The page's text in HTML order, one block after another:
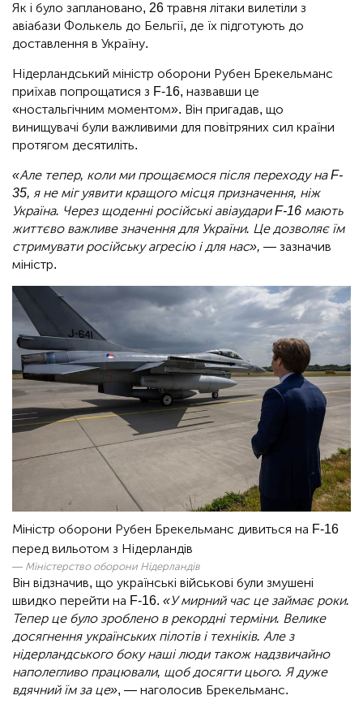
Як і було заплановано, 26 травня літаки вилетіли з
авіабази Фолькель до Бельгії, де їх підготують до
доставлення в Україну.
Нідерландський міністр оборони Рубен Брекельманс
приїхав попрощатися з F-16, назвавши це
«ностальгічним моментом». Він пригадав, що
винищувачі були важливими для повітряних сил країни
протягом десятиліть.
«Але тепер, коли ми прощаємося після переходу на F-
35, я не міг уявити кращого місця призначення, ніж
Україна. Через щоденні російські авіаудари F-16 мають
життєво важливе значення для України. Це дозволяє їм
стримувати російську агресію і для нас», — зазначив
міністр.
Міністр оборони Рубен Брекельманс дивиться на F-16
перед вильотом з Нідерландів
Міністерство оборони Нідерландів
Він відзначив, що українські військові були змушені
швидко перейти на F-16. «У мирний час це займає роки.
Тепер це було зроблено в рекордні терміни. Велике
досягнення українських пілотів і техніків. Але з
нідерландського боку наші люди також надзвичайно
наполегливо працювали, щоб досягти цього. Я дуже
вдячний їм за це», — наголосив Брекельманс.